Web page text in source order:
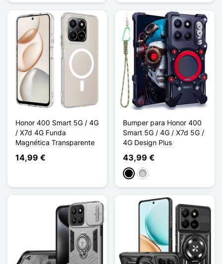
Honor 400 Smart 5G / 4G
/ X7d 4G Funda
Magnética Transparente
14,99 €
Bumper para Honor 400
Smart 5G / 4G / X7d 5G /
4G Design Plus
43,99 €
NegroPlata